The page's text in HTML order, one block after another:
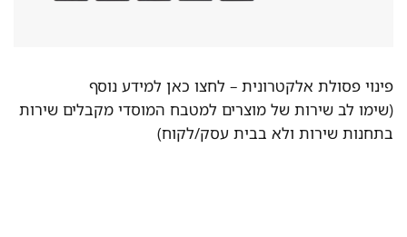
פינוי פסולת אלקטרונית –לחצו כאן למידע נוסף
(שימו לב שירות של מוצרים למטבח המוסדי מקבלים שירות
בתחנות שירות ולא בבית עסק/לקוח)